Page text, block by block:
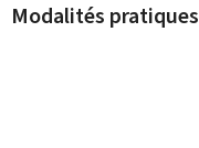
Modalités pratiques